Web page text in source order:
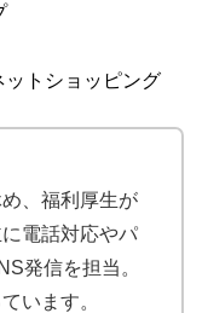
トショッピング
、福利厚生が
電話対応やパ
発信を担当。
います。